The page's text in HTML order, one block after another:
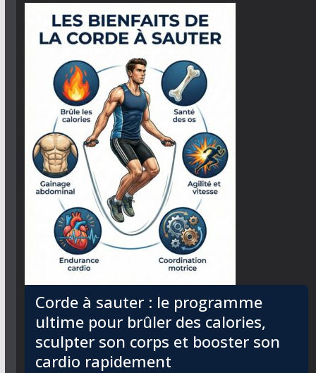
Corde à sauter : le programme
ultime pour brûler des calories,
sculpter son corps et booster son
cardio rapidement